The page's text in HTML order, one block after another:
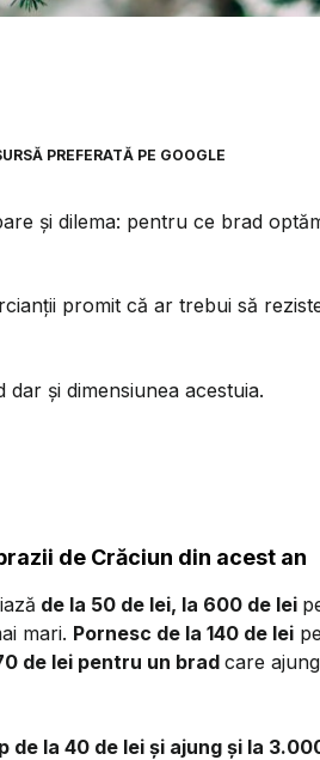
PREFERATĂ PE GOOGLE
și dilema: pentru ce brad
promit că ar trebui să
și dimensiunea acestuia.
de Crăciun din acest an
de la 50 de lei, la 600 de lei
mari. Pornesc de la 140 de lei
de lei pentru un bradcare
de la 40 de lei și ajung și la